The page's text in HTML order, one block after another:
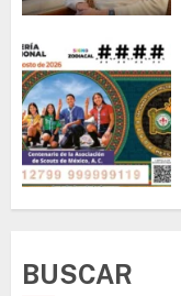
BUSCAR